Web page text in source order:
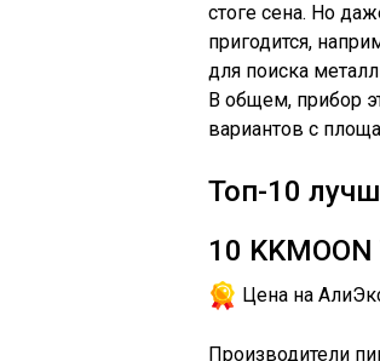
стоге сена. Но
пригодится,
для поиска
В общем, прибор
вариантов с
Топ-10
10
Цена на
Производители